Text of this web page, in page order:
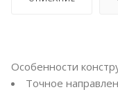
Особенности
Точное